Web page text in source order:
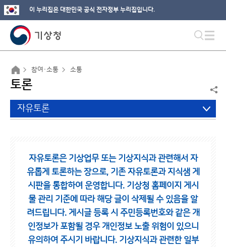
이 누리집은 대한민국 공식 전자정부 누리집입니다.
참여·소통 소통
토론
자유토론
자유토론은 기상업무 또는 기상지식과 관련해서 자
유롭게 토론하는 장으로, 기존 자유토론과 지식샘 게
시판을 통합하여 운영합니다. 기상청 홈페이지 게시
물 관리 기준에 따라 해당 글이 삭제될 수 있음을 알
려드립니다. 게시글 등록 시 주민등록번호와 같은 개
인정보가 포함될 경우 개인정보 노출 위험이 있으니
유의하여 주시기 바랍니다. 기상지식과 관련한 일부